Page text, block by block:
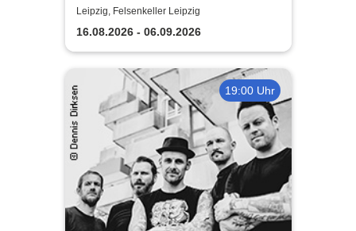
Shows | Felsenkeller Leipzig
Leipzig, Felsenkeller Leipzig
16.08.2026 - 06.09.2026
19:00 Uhr